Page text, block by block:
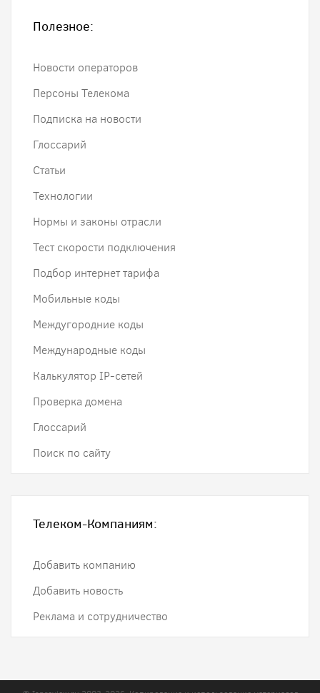
Полезное:
Новости операторов
Персоны Телекома
Подписка на новости
Глоссарий
Статьи
Технологии
Нормы и законы отрасли
Тест скорости подключения
Подбор интернет тарифа
Мобильные коды
Междугородние коды
Международные коды
Калькулятор IP-сетей
Проверка домена
Глоссарий
Поиск по сайту
Телеком-Компаниям:
Добавить компанию
Добавить новость
Реклама и сотрудничество